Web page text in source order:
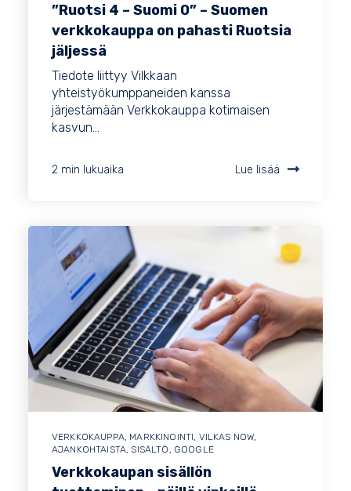
”Ruotsi 4 – Suomi 0” – Suomen
verkkokauppa on pahasti Ruotsia
jäljessä
Tiedote liittyy Vilkkaan
yhteistyökumppaneiden kanssa
järjestämään Verkkokauppa kotimaisen
kasvun...
2 min lukuaika Lue lisää
VERKKOKAUPPA MARKKINOINTI VILKAS NOW
AJANKOHTAISTA SISÄLTÖ GOOGLE
Verkkokaupan sisällön